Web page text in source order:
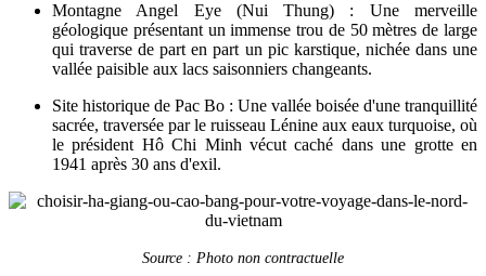
Montagne Angel Eye (Nui Thung) : Une merveille
géologique présentant un immense trou de 50 mètres de large
qui traverse de part en part un pic karstique, nichée dans une
vallée paisible aux lacs saisonniers changeants.
Site historique de Pac Bo : Une vallée boisée d'une tranquillité
sacrée, traversée par le ruisseau Lénine aux eaux turquoise, où
le président Hô Chi Minh vécut caché dans une grotte en
1941 après 30 ans d'exil.
Source : Photo non contractuelle